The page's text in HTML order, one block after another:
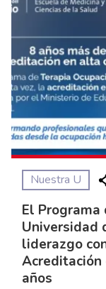
Nuestra U
El Programa
Universidad
liderazgo
años